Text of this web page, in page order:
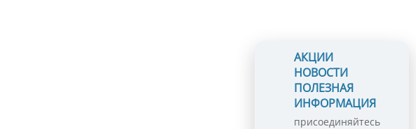
АКЦИИ
НОВОСТИ
ПОЛЕЗНАЯ
ИНФОРМАЦИЯ
присоединяйтесь